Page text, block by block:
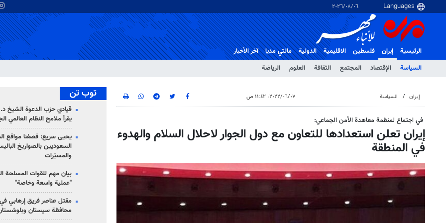
٠٦‏/٠٨‏/٢٠٢٦
الرئيسية
إيران
السياسة
الإقتصاد المجتمع الثقافة العلوم الرياضة
فلسطین الاقلیمیة الدولية مالتي مدیا آخر الأخبار
إيران السياسة ٠٧‏/٠٦‏/٢٠٢٢، ١١:٤٢ ص
في اجتماع لمنظمة معاهدة الأمن الجماعي:
إيران تعلن استعدادها للتعاون مع دول الجوار لاحلال السلام والهدوء
في المنطقة
توب تن
قيادي حزب الدعوة الشيخ
يقرأ ملامح النظام العالمي
يحيى سريع: قصفنا مواقع
السعوديين بالصواريخ
والمسيّرات
بيان مهم للقوات المسلحة
"عملية واسعة وخاصة"
مقتل عناصر فريق إرهابي
محافظة سيستان